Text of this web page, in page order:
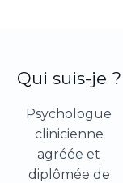
Qui suis-je ?
Psychologue
clinicienne
agréée et
diplômée de